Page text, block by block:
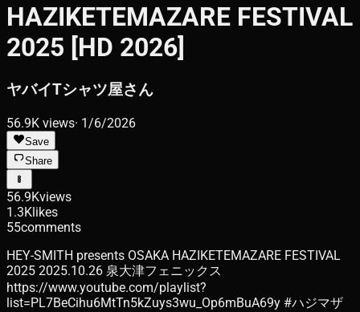
HAZIKETEMAZARE FESTIVAL
2025 [HD 2026]
ヤバイTシャツ屋さん
56.9K views· 1/6/2026
Save
Share
56.9Kviews
1.3Klikes
55comments
HEY-SMITH presents OSAKA HAZIKETEMAZARE FESTIVAL
2025 2025.10.26 泉⼤津フェニックス
https://www.youtube.com/playlist?
list=PL7BeCihu6MtTn5kZuys3wu_Op6mBuA69y #ハジマザ